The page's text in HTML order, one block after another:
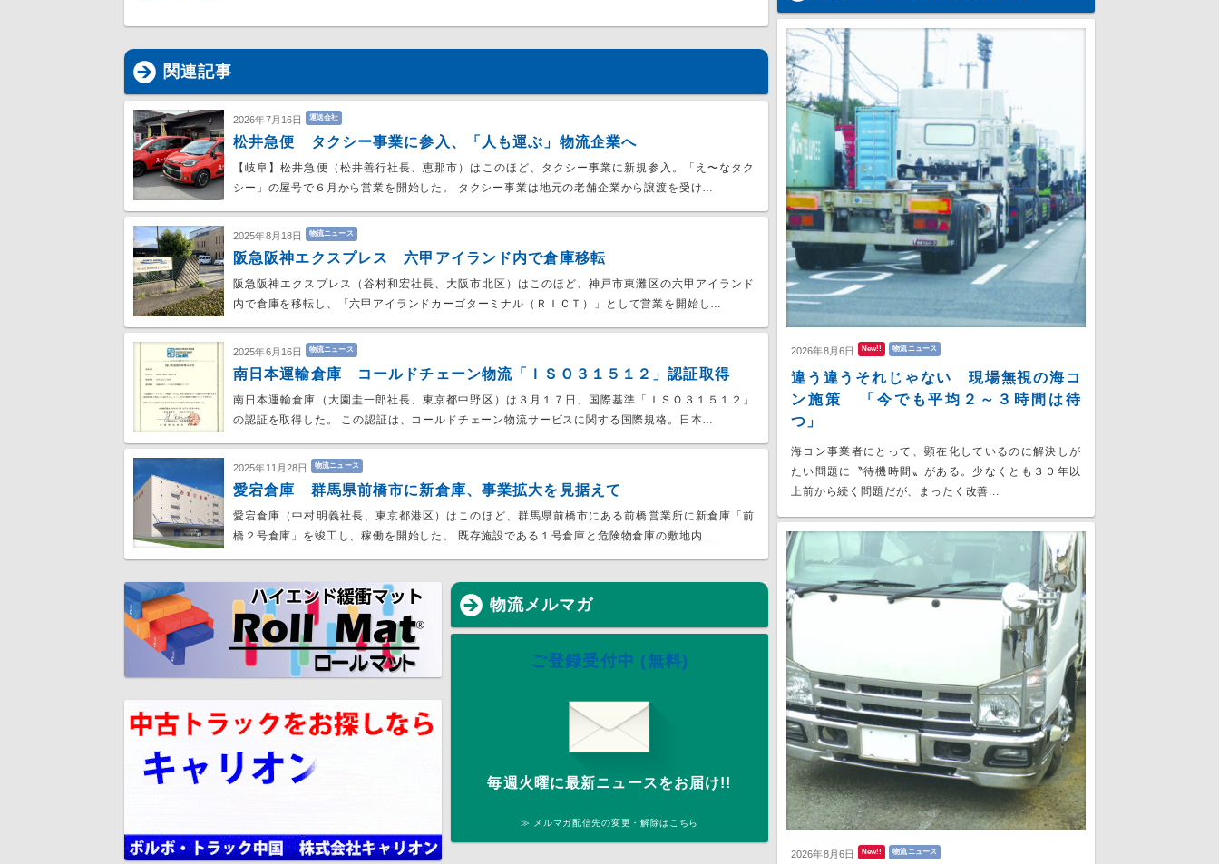
関連記事
2026年7月16日 運送会社
松井急便 タクシー事業に参入、「人も運ぶ」物流企業へ
【岐阜】松井急便（松井善行社長、恵那市）はこのほど、タクシー事業に新規参入。「え〜なタク
シー」の屋号で６月から営業を開始した。 タクシー事業は地元の老舗企業から譲渡を受け…
2025年8月18日 物流ニュース
阪急阪神エクスプレス 六甲アイランド内で倉庫移転
阪急阪神エクスプレス（谷村和宏社長、大阪市北区）はこのほど、神戸市東灘区の六甲アイランド
内で倉庫を移転し、「六甲アイランドカーゴターミナル（ＲＩＣＴ）」として営業を開始し…
2025年6月16日 物流ニュース
南日本運輸倉庫 コールドチェーン物流「ＩＳＯ３１５１２」認証取得
南日本運輸倉庫（大園圭一郎社長、東京都中野区）は３月１７日、国際基準「ＩＳＯ３１５１２」
の認証を取得した。 この認証は、コールドチェーン物流サービスに関する国際規格。日本…
2025年11月28日 物流ニュース
愛宕倉庫 群馬県前橋市に新倉庫、事業拡大を見据えて
愛宕倉庫（中村明義社長、東京都港区）はこのほど、群馬県前橋市にある前橋営業所に新倉庫「前
橋２号倉庫」を竣工し、稼働を開始した。 既存施設である１号倉庫と危険物倉庫の敷地内…
2026年8月6日 New!! 物流ニュース
違う違うそれじゃない 現場無視の海コ
ン施策 「今でも平均２～３時間は待
つ」
海コン事業者にとって、顕在化しているのに解決しが
たい問題に〝待機時間〟がある。少なくとも３０年以
上前から続く問題だが、まったく改善...
2026年8月6日 New!! 物流ニュース
物流メルマガ
ご登録受付中 (無料)
毎週火曜に最新ニュースをお届け!!
≫ メルマガ配信先の変更・解除はこちら